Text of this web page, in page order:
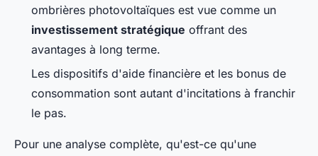
ombrières photovoltaïques est vue comme un
investissement stratégique offrant des
avantages à long terme.
Les dispositifs d'aide financière et les bonus de
consommation sont autant d'incitations à franchir
le pas.
Pour une analyse complète, qu'est-ce qu'une